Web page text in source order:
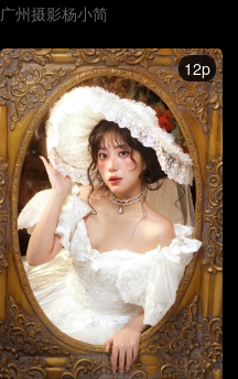
广州摄影杨小简
12p